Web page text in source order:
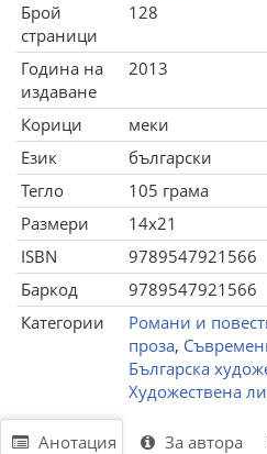
Брой
страници
128
Година на
издаване
2013
Корици
меки
Език
български
Тегло
105 грама
Размери
14x21
ISBN
9789547921566
Баркод
9789547921566
Категории
Романи и
проза,
Българска
Художествена
Анотация За автора